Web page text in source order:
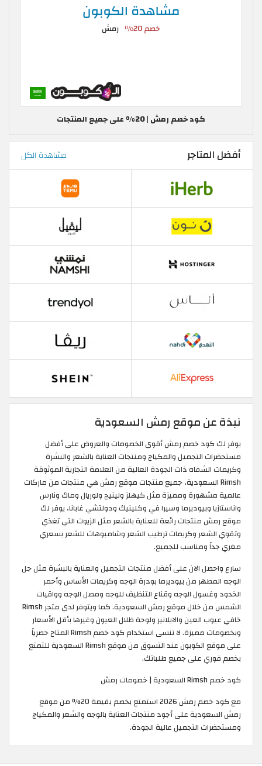
كود خصم رمش | 20% على جميع المنتجات
أفضل المتاجر مشاهدة الكل
نبذة عن موقع رمش السعودية
يوفر لك كود خصم رمش أقوى الخصومات والعروض على أفضل
مستحضرات التجميل والمكياج ومنتجات العناية بالشعر والبشرة
وكريمات الشفاه ذات الجودة العالية من العلامة التجارية الموثوقة
Rimsh السعودية، جميع منتجات موقع رمش هي منتجات من ماركات
عالمية مشهورة ومميزة مثل كيهلز ولينيج ولوريال وماك ونارس
واناستازيا وبيوديرما وسيرا في وكلينيك ودولتشي غابانا، يوفر لك
موقع رمش منتجات رائعة للعناية بالشعر مثل الزيوت التي تغذي
وتقوي الشعر وكريمات ترطيب الشعر وشامبوهات للشعر بسعري
مغري جداً ومناسب للجميع.
سارع واحصل الان على أفضل منتجات التجميل والعناية بالبشرة مثل جل
الوجه المطهر من بيوديرما بودرة الوجه وكريمات الأساس وأحمر
الخدود وغسول الوجه وقناع التنظيف للوجه ومصل الوجه وواقيات
الشمس من خلال موقع رمش السعودية. كما ويتوفر لدى متجر Rimsh
خافي عيوب العين والايلانير ولوحة ظلال العيون وغيرها بأقل الأسعار
وبخصومات مميزة. لا تنسى استخدام كود خصم Rimsh المتاح حصرياً
على موقع الكوبون عند التسوق من موقع Rimsh السعودية للتمتع
بخصم فوري على جميع طلباتك. ​
كود خصم Rimsh السعودية | خصومات رمش
مع كود خصم رمش 2026 استمتع بخصم بقيمة 20% من موقع
رمش السعودية على أجود منتجات العناية بالوجه والشعر والمكياج
ومستحضرات التجميل عالية الجودة.